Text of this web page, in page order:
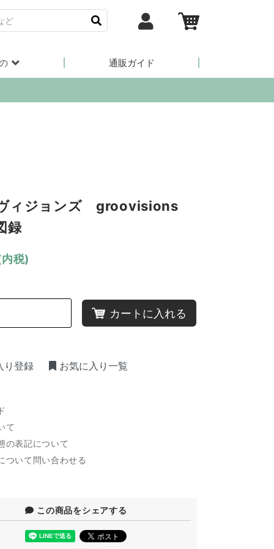
通販ガイド
ィジョンズ groovisions
録
税)
カートに入れる
り登録 お気に入り一覧
て
の表記について
ついて問い合わせる
この商品をシェアする